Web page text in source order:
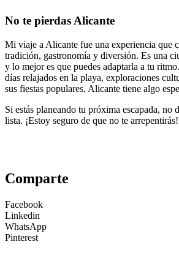
No te pierdas Alicante
Mi viaje a Alicante fue una experiencia que
tradición, gastronomía y diversión. Es una
y lo mejor es que puedes adaptarla a tu
días relajados en la playa, exploraciones
sus fiestas populares, Alicante tiene algo
Si estás planeando tu próxima escapada, no
lista. ¡Estoy seguro de que no te arrepentirás!
Comparte
Facebook
Linkedin
WhatsApp
Pinterest